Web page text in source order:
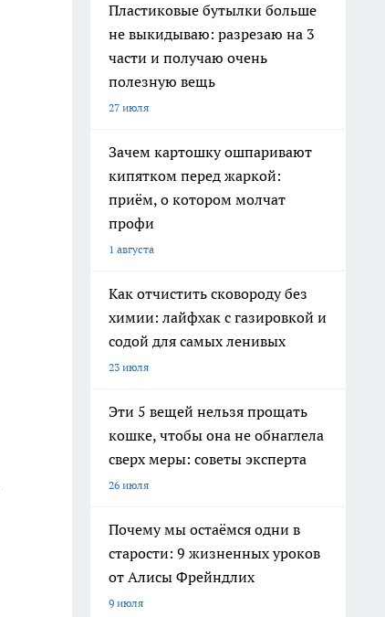
Пластиковые бутылки больше
не выкидываю: разрезаю на 3
части и получаю очень
полезную вещь
27 июля
Зачем картошку ошпаривают
кипятком перед жаркой:
приём, о котором молчат
профи
1 августа
Как отчистить сковороду без
химии: лайфхак с газировкой и
содой для самых ленивых
23 июля
Эти 5 вещей нельзя прощать
кошке, чтобы она не обнаглела
сверх меры: советы эксперта
26 июля
Почему мы остаёмся одни в
старости: 9 жизненных уроков
от Алисы Фрейндлих
9 июля